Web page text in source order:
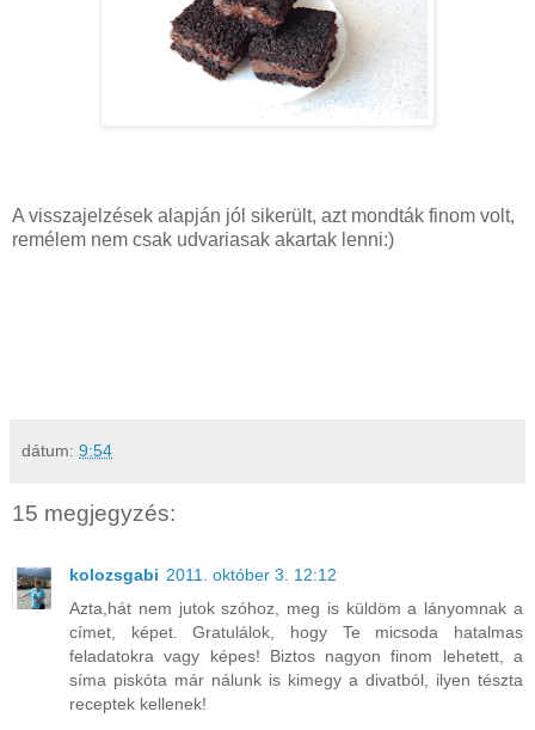
A visszajelzések alapján jól sikerült, azt mondták finom volt,
remélem nem csak udvariasak akartak lenni:)
dátum: 9:54
15 megjegyzés:
kolozsgabi 2011. október 3. 12:12
Azta,hát nem jutok szóhoz, meg is küldöm a lányomnak a
címet, képet. Gratulálok, hogy Te micsoda hatalmas
feladatokra vagy képes! Biztos nagyon finom lehetett, a
síma piskóta már nálunk is kimegy a divatból, ilyen tészta
receptek kellenek!